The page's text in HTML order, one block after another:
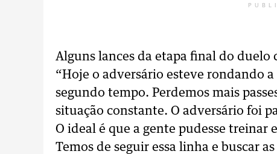
Alguns lances da etapa final do
“Hoje o adversário esteve rondando
segundo tempo. Perdemos mais
situação constante. O adversário foi
O ideal é que a gente pudesse treinar
Temos de seguir essa linha e buscar